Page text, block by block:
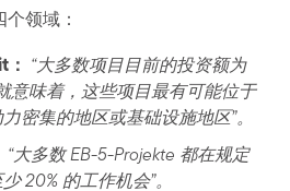
领域：
“大多数项目目前的投资额为
意味着，这些项目最有可能位于
密集的地区或基础设施地区”。
“大多数 EB-5-Projekte 都在规定
20% 的工作机会”。